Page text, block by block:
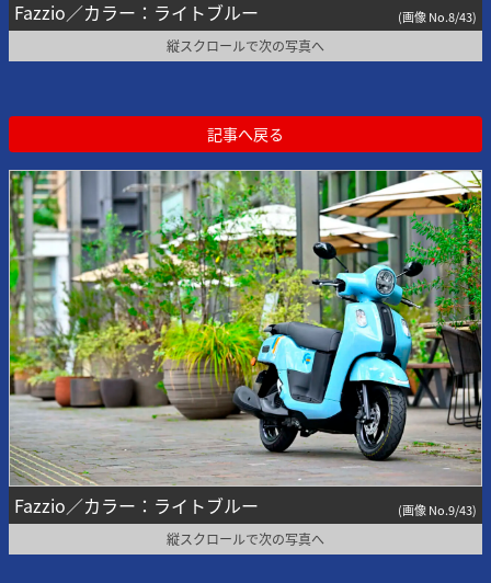
Fazzio／カラー：ライトブルー (画像 No.8/43)
縦スクロールで次の写真へ
記事へ戻る
Fazzio／カラー：ライトブルー (画像 No.9/43)
縦スクロールで次の写真へ